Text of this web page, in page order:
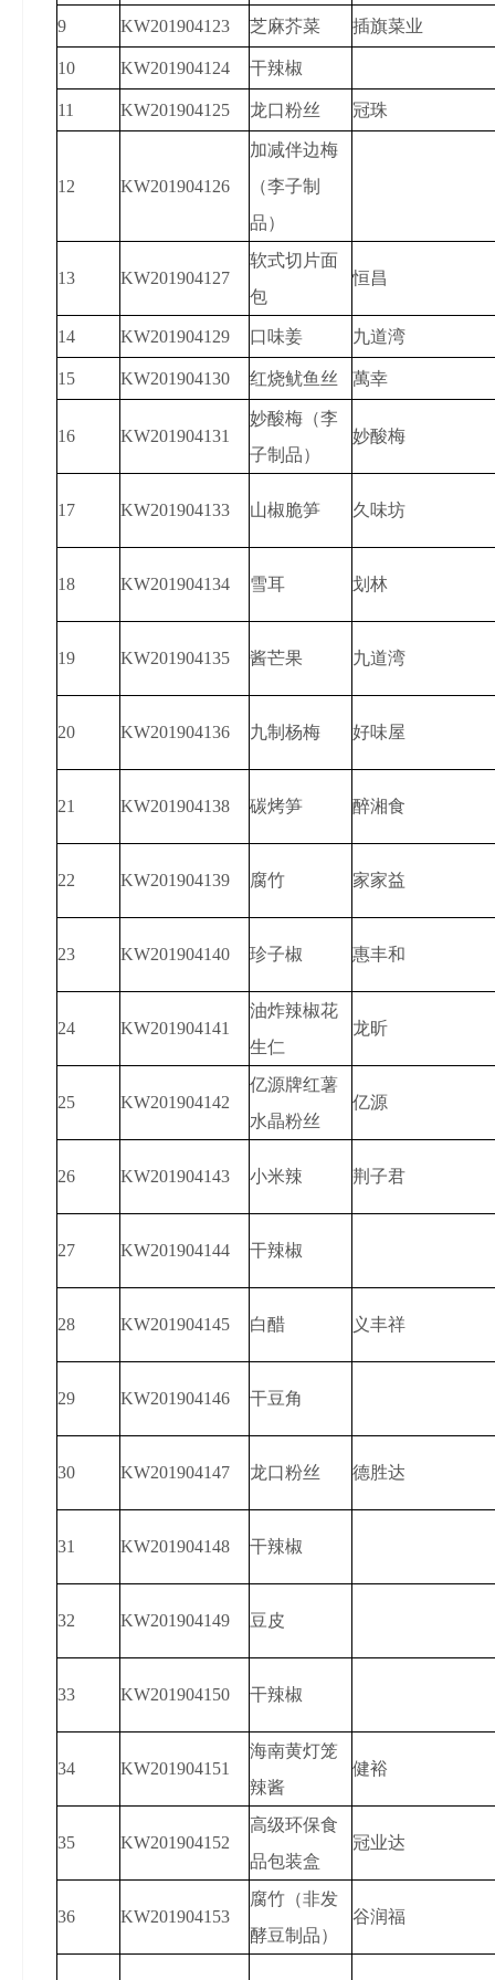
9 KW201904123 芝麻芥菜 插旗菜业
10 KW201904124 干辣椒
11 KW201904125 龙口粉丝 冠珠
12 KW201904126
加减伴边梅
（李子制
品）
13 KW201904127
软式切片面
包
恒昌
14 KW201904129 口味姜 九道湾
15 KW201904130 红烧鱿鱼丝 萬幸
16 KW201904131
妙酸梅（李
子制品）
妙酸梅
17 KW201904133 山椒脆笋 久味坊
18 KW201904134 雪耳 划林
19 KW201904135 酱芒果 九道湾
20 KW201904136 九制杨梅 好味屋
21 KW201904138 碳烤笋 醉湘食
22 KW201904139 腐竹 家家益
23 KW201904140 珍子椒 惠丰和
24 KW201904141
油炸辣椒花
生仁
龙昕
25 KW201904142
亿源牌红薯
水晶粉丝
亿源
26 KW201904143 小米辣 荆子君
27 KW201904144 干辣椒
28 KW201904145 白醋 义丰祥
29 KW201904146 干豆角
30 KW201904147 龙口粉丝 德胜达
31 KW201904148 干辣椒
32 KW201904149 豆皮
33 KW201904150 干辣椒
34 KW201904151
海南黄灯笼
辣酱
健裕
35 KW201904152
高级环保食
品包装盒
冠业达
36 KW201904153
腐竹（非发
酵豆制品）
谷润福